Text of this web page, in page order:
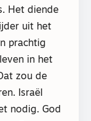
Het diende
uit het
prachtig
in het
zou de
Israël
nodig. God